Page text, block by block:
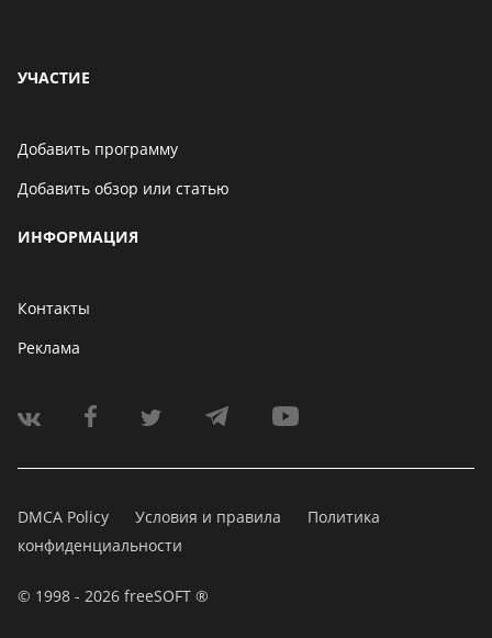
УЧАСТИЕ
Добавить программу
Добавить обзор или статью
ИНФОРМАЦИЯ
Контакты
Реклама
DMCA Policy Условия и правила
Политика
конфиденциальности
© 1998 - 2026 freeSOFT ®